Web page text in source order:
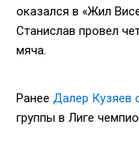
оказался в «Жил
Станислав провел
мяча.
Ранее Далер Кузяев
группы в Лиге